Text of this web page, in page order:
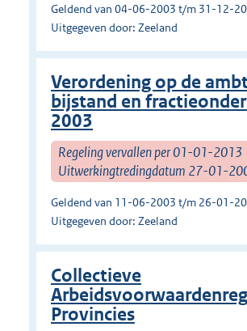
Geldend van 04-06-2003 t/m 31-12-
Uitgegeven door: Zeeland
Verordening op de
bijstand en
2003
Regeling vervallen per 01-01-2013
Uitwerkingtredingdatum 27-01-
Geldend van 11-06-2003 t/m 26-01-
Uitgegeven door: Zeeland
Collectieve
Provincies